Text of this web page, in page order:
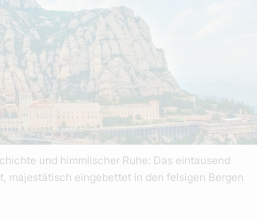
und himmlischer Ruhe: Das eintausend
majestätisch eingebettet in den felsigen Bergen